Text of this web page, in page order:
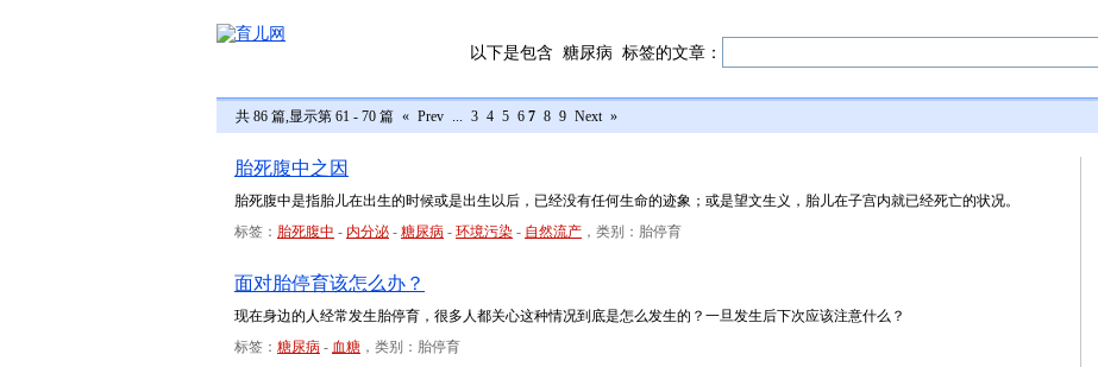
以下是包含 糖尿病 标签的文章：
共 86 篇,显示第 61 - 70 篇 « Prev ... 3 4 5 6 7 8 9 Next »
胎死腹中之因
胎死腹中是指胎儿在出生的时候或是出生以后，已经没有任何生命的迹象；或是望文生义，胎儿在子宫内就已经死亡的状况。
标签： 胎死腹中 - 内分泌 - 糖尿病 - 环境污染 - 自然流产 ，类别：胎停育
面对胎停育该怎么办？
现在身边的人经常发生胎停育，很多人都关心这种情况到底是怎么发生的？一旦发生后下次应该注意什么？
标签： 糖尿病 - 血糖 ，类别：胎停育